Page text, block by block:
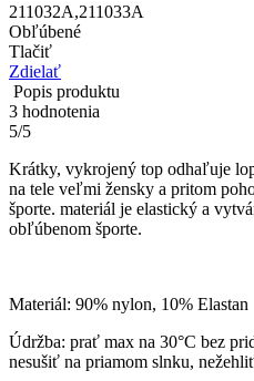
211032A,211033A
Obľúbené
Tlačiť
Zdielať
Popis produktu
3 hodnotenia
5/5
Krátky, vykrojený top odhaľuje
na tele veľmi žensky a pritom
športe. materiál je elastický a
obľúbenom športe.
Materiál: 90% nylon, 10% Elastan
Údržba: prať max na 30°C bez
nesušiť na priamom slnku,